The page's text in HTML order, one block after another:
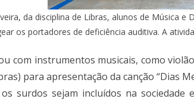
da disciplina de Libras, alunos de Música
os portadores de deficiência auditiva. A
com instrumentos musicais, como
para apresentação da canção “Dias
surdos sejam incluídos na sociedade